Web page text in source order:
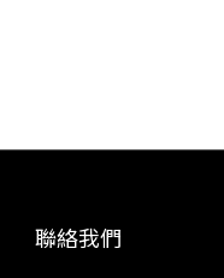
聯絡我們